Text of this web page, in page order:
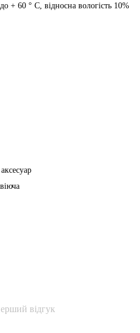
+ 60 ° С, відносна вологість 10%
відгук